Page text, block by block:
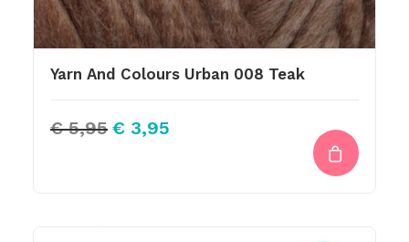
Yarn And Colours Urban 008 Teak
€5,95 Oorspronkelijke
€ 3,95